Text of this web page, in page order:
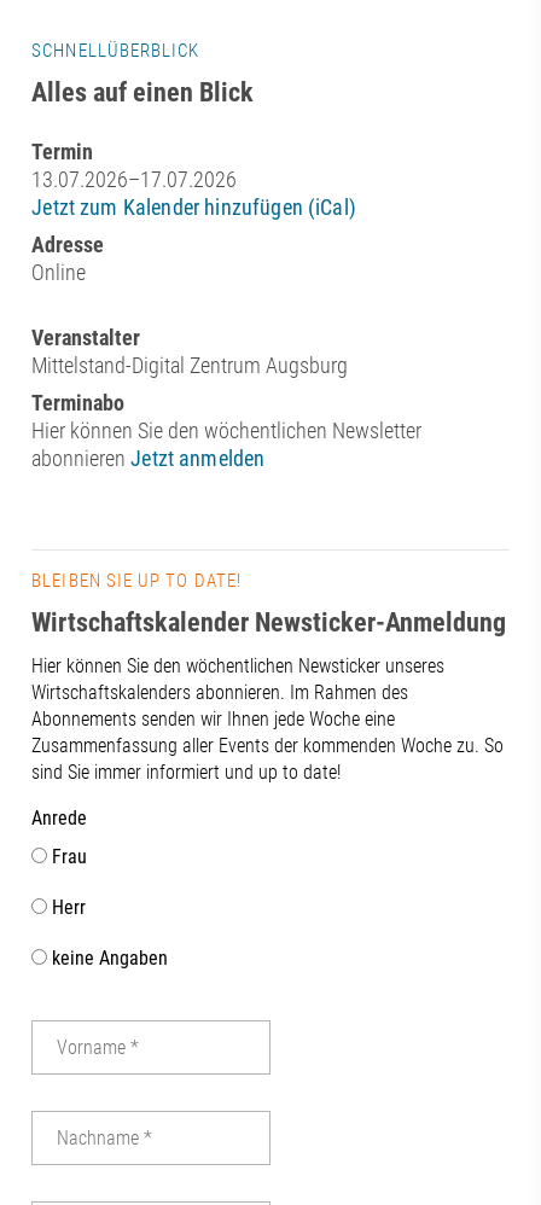
SCHNELLÜBERBLICK
Alles auf einen Blick
Termin
13.07.2026–17.07.2026
Jetzt zum Kalender hinzufügen (iCal)
Adresse
Online
Veranstalter
Mittelstand-Digital Zentrum Augsburg
Terminabo
Hier können Sie den wöchentlichen Newsletter
abonnierenJetzt anmelden
BLEIBEN SIE UP TO DATE!
Wirtschaftskalender Newsticker-Anmeldung
Hier können Sie den wöchentlichen Newsticker unseres
Wirtschaftskalenders abonnieren. Im Rahmen des
Abonnements senden wir Ihnen jede Woche eine
Zusammenfassung aller Events der kommenden Woche zu. So
sind Sie immer informiert und up to date!
Anrede
Frau
Herr
keine Angaben